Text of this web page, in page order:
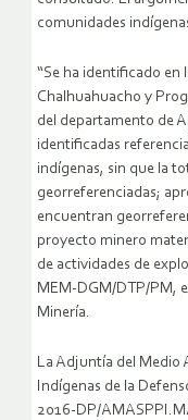
comunidades
“Se ha identificado en
Chalhuahuacho y
del departamento de
identificadas
indígenas, sin que la
georreferenciadas;
encuentran
proyecto minero
de actividades de
MEM-DGM/DTP/PM,
Minería.
La Adjuntía del Medio
Indígenas de la
2016-DP/